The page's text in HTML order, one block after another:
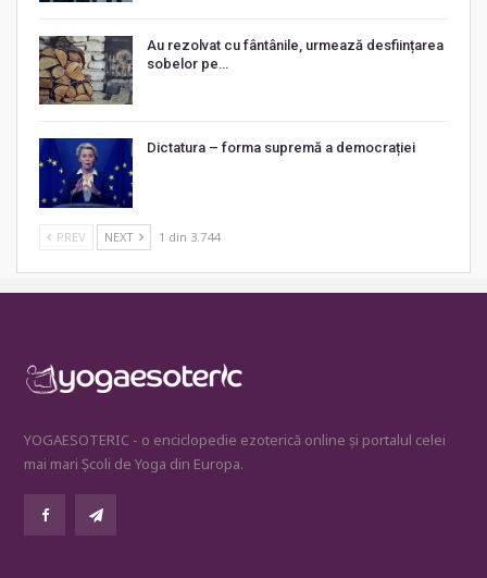
Au rezolvat cu fântânile, urmează desființarea
sobelor pe…
Dictatura – forma supremă a democrației
PREV NEXT 1 din 3.744
YOGAESOTERIC - o enciclopedie ezoterică online și portalul celei
mai mari Școli de Yoga din Europa.